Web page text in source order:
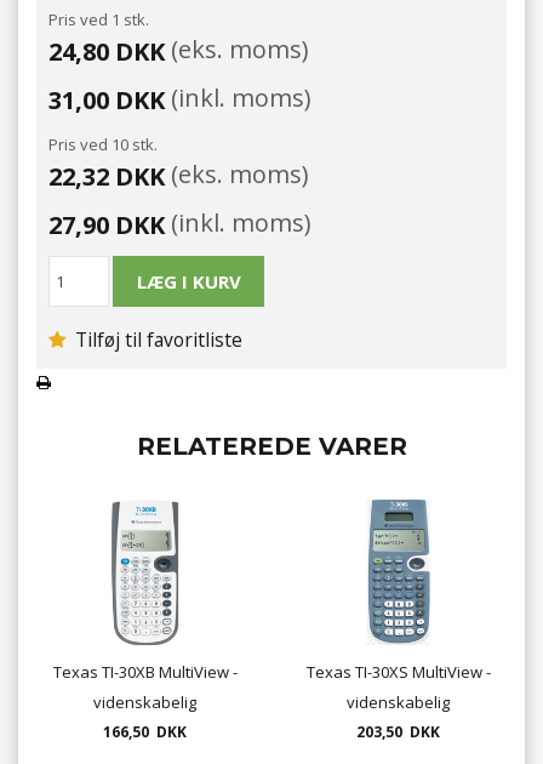
Pris ved 1 stk.
24,80 DKK(eks. moms)
31,00 DKK(inkl. moms)
Pris ved 10 stk.
22,32 DKK(eks. moms)
27,90 DKK(inkl. moms)
Tilføj til favoritliste
RELATEREDE VARER
Texas TI-30XB MultiView -
videnskabelig
regnemaskine
166,50 DKK
Texas TI-30XS MultiView -
videnskabelig
regnemaskine
203,50 DKK